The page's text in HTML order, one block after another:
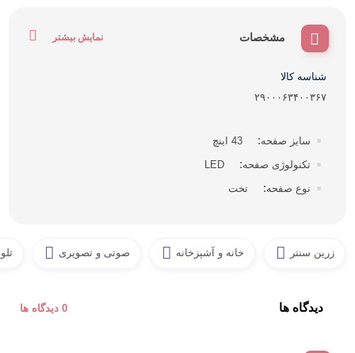
مشخصات نمایش بیشتر
شناسه کالا
۲۹۰۰۰۶۳۴۰۰۳۶۷
سایز صفحه
43 اینچ
تکنولوژی صفحه
LED
نوع صفحه
تخت
زرین سنتر خانه و آشپزخانه صوتی و تصویری
دیدگاه ها 0 دیدگاه ها